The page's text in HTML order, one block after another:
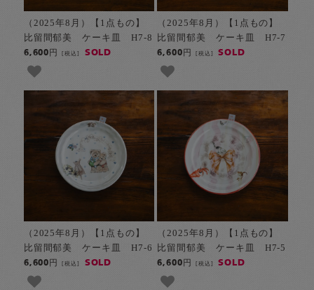
（2025年8月）【1点もの】
比留間郁美 ケーキ皿 H7-8
6,600円[税込] SOLD
（2025年8月）【1点もの】
比留間郁美 ケーキ皿 H7-7
6,600円 [税込] SOLD
（2025年8月）【1点もの】
比留間郁美 ケーキ皿 H7-6
6,600円[税込] SOLD
（2025年8月）【1点もの】
比留間郁美 ケーキ皿 H7-5
6,600円 [税込] SOLD